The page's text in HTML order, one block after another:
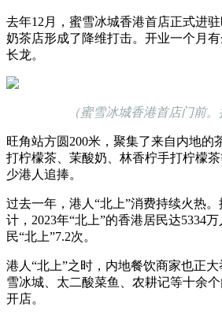
去年12月，蜜雪冰城香港首店正式进
奶茶店形成了降维打击。开业一个月
长龙。
（蜜雪冰城香港首店门前。
旺角站方圆200米，聚集了来自内地的
打柠檬茶、茉酸奶、林香柠手打柠檬
少港人追捧。
过去一年，港人“北上”消费持续火热
计，2023年“北上”的香港居民达5334
民“北上”7.2次。
港人“北上”之时，内地餐饮商家也正大
雪冰城、太二酸菜鱼、农耕记等十余
开店。